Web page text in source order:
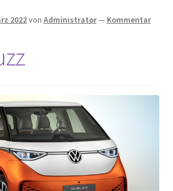
öffnen
2022von Administrator— Kommentar